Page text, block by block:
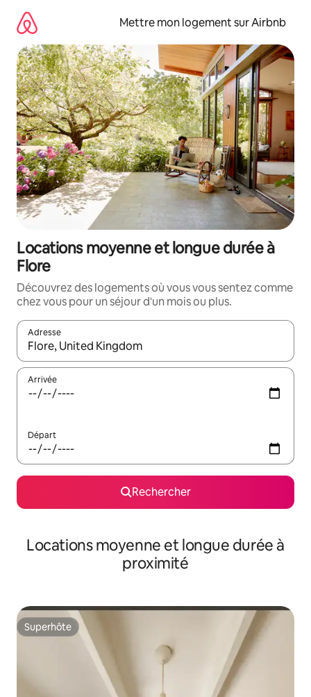
directement
contenu
Mettre mon logement sur Airbnb
Locations moyenne et longue durée à
Flore
Découvrez des logements où vous vous sentez comme
chez vous pour un séjour d'un mois ou plus.
Adresse
Lorsque les résultats s'affichent, utilisez les flèches vers le
Arrivée
Départ
Rechercher
Locations moyenne et longue durée à
proximité
Superhôte
Superhôte